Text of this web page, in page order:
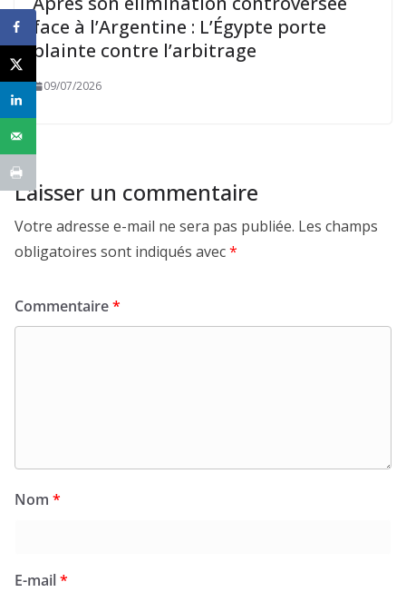
face à l’Argentine : L’Égypte porte
plainte contre l’arbitrage
09/07/2026
Laisser un commentaire
Votre adresse e-mail ne sera pas publiée. Les champs
obligatoires sont indiqués avec*
Commentaire*
Nom *
E-mail*